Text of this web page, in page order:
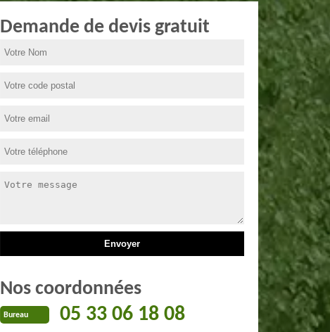
Demande de devis gratuit
Nos coordonnées
Bureau 05 33 06 18 08